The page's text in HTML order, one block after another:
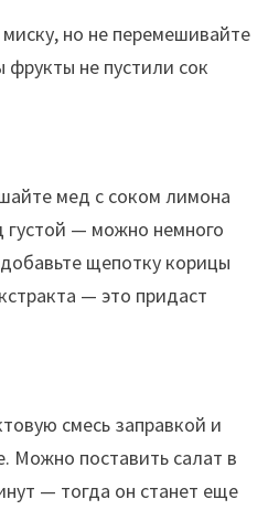
но не перемешивайте
не пустили сок
мед с соком лимона
густой — можно немного
щепотку корицы
— это придаст
смесь заправкой и
Можно поставить салат в
— тогда он станет еще